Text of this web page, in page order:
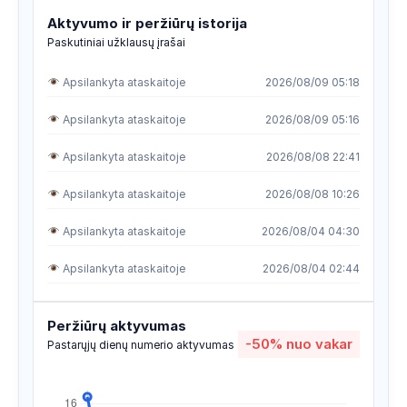
Aktyvumo ir peržiūrų istorija
Paskutiniai užklausų įrašai
Apsilankyta ataskaitoje 2026/08/09 05:18
Apsilankyta ataskaitoje 2026/08/09 05:16
Apsilankyta ataskaitoje 2026/08/08 22:41
Apsilankyta ataskaitoje 2026/08/08 10:26
Apsilankyta ataskaitoje 2026/08/04 04:30
Apsilankyta ataskaitoje 2026/08/04 02:44
Apsilankyta ataskaitoje 2026/08/04 01:18
Apsilankyta ataskaitoje 2026/08/01 17:37
Peržiūrų aktyvumas
Pastarųjų dienų numerio aktyvumas -50% nuo vakar